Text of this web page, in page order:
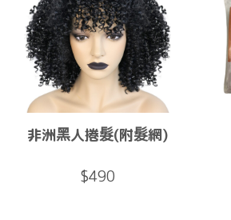
非洲黑人捲髮(附髮網)
$490